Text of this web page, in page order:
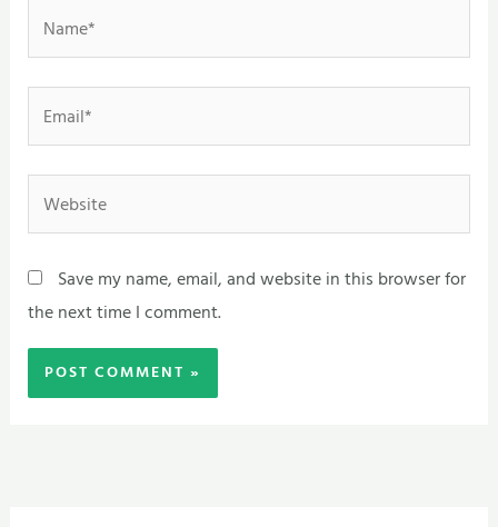
Name*
Email*
Website
Save my name, email, and website in this browser for
the next time I comment.